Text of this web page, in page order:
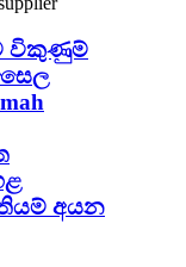
විකුණුම්
සෛල
අයන